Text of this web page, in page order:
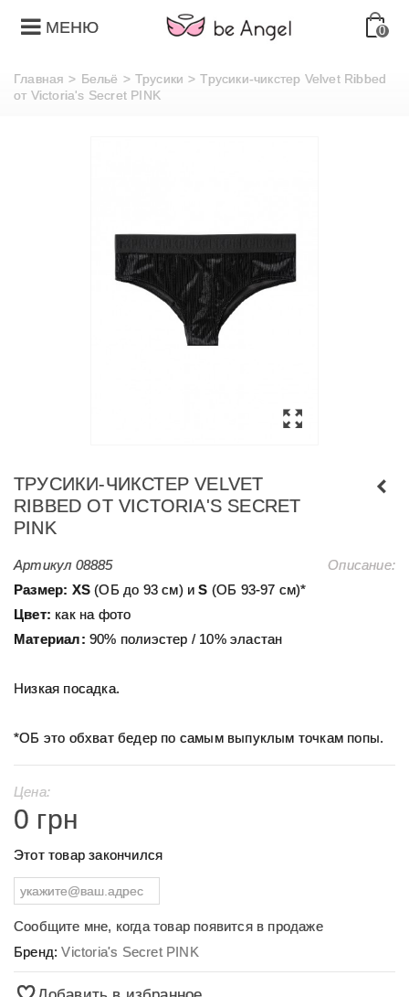
МЕНЮ 0
Главная > Бельё > Трусики > Трусики-чикстер Velvet Ribbed
от Victoria's Secret PINK
ТРУСИКИ-ЧИКСТЕР VELVET
RIBBED ОТ VICTORIA'S SECRET
PINK
Артикул 08885
Описание:
Размер: ХS (ОБ до 93 см) иS (ОБ 93-97 см)*
Цвет: как на фото
Материал: 90% полиэстер / 10% эластан
Низкая посадка.
*ОБ это обхват бедер по самым выпуклым точкам попы.
Цена:
0 грн
Этот товар закончился
Сообщите мне, когда товар появится в продаже
Бренд:Victoria's Secret PINK